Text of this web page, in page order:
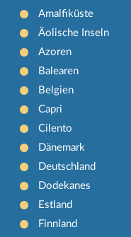
Amalfiküste
Äolische Inseln
Azoren
Balearen
Belgien
Capri
Cilento
Dänemark
Deutschland
Dodekanes
Estland
Finnland